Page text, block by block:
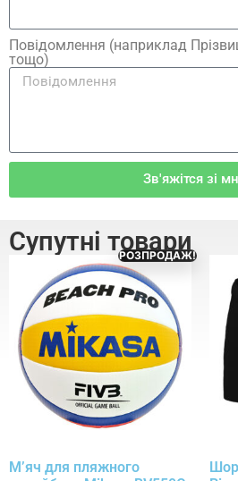
Повідомлення (наприклад
тощо)
Зв'яжітся зі
Супутні товари
РОЗПРОДАЖ!
М’яч для пляжного